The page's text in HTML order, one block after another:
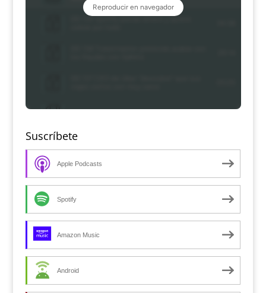
Suscríbete
Apple Podcasts
Spotify
Amazon Music
Android